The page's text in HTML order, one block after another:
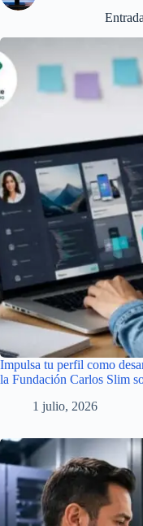
Impulsa tu perfil como
la Fundación Carlos Slim
1 julio, 2026